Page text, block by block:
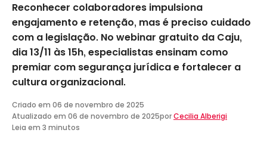
Reconhecer colaboradores impulsiona
engajamento e retenção, mas é preciso cuidado
com a legislação. No webinar gratuito da Caju,
dia 13/11 às 15h, especialistas ensinam como
premiar com segurança jurídica e fortalecer a
cultura organizacional.
Criado em 06 de novembro de 2025
Atualizado em 06 de novembro de 2025porCecilia Alberigi
Leia em 3 minutos